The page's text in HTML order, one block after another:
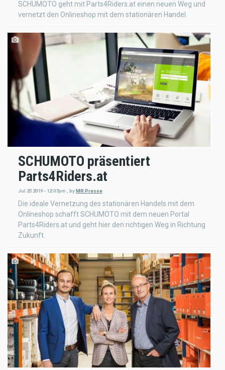
SCHUMOTO geht mit Parts4Riders.at einen neuen Weg und
vernetzt den Onlineshop mit dem stationären Handel.
SCHUMOTO präsentiert
Parts4Riders.at
Jul 25 2019 - 12:07pm byMR Presse
Die ideale Vernetzung des stationären Handels mit dem
Onlineshop schafft SCHUMOTO mit dem neuen Portal
Parts4Riders.at und geht hier den richtigen Weg in Richtung
Zukunft.